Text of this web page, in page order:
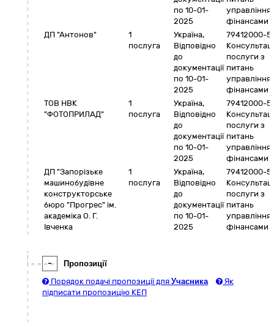
по 10-01-
2025
управління
фінансами
ДП "Антонов"
1
послуга
Україна,
Відповідно
до
документації
по 10-01-
2025
79412000-5
послуги з
питань
управління
фінансами
ТОВ НВК
"ФОТОПРИЛАД"
1
послуга
Україна,
Відповідно
до
документації
по 10-01-
2025
79412000-5
послуги з
питань
управління
фінансами
ДП "Запорізьке
машинобудівне
конструкторське
бюро "Прогрес" ім.
академіка О. Г.
Івченка
1
послуга
Україна,
Відповідно
до
документації
по 10-01-
2025
79412000-5
послуги з
питань
управління
фінансами
-
Пропозиції
Порядок подачі пропозиції для Учасника
Як
підписати пропозицію КЕП